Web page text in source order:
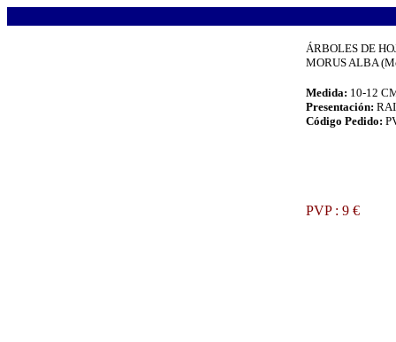
ÁRBOLES DE
MORUS ALBA
Medida: 10-12
Presentación:
Código Pedido:
PVP : 9 €